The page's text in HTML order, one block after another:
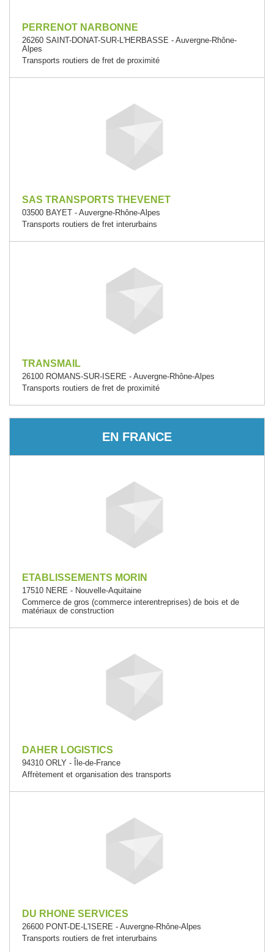
PERRENOT NARBONNE
26260 SAINT-DONAT-SUR-L'HERBASSE - Auvergne-Rhône-
Alpes
Transports routiers de fret de proximité
SAS TRANSPORTS THEVENET
03500 BAYET - Auvergne-Rhône-Alpes
Transports routiers de fret interurbains
TRANSMAIL
26100 ROMANS-SUR-ISERE - Auvergne-Rhône-Alpes
Transports routiers de fret de proximité
EN FRANCE
ETABLISSEMENTS MORIN
17510 NERE - Nouvelle-Aquitaine
Commerce de gros (commerce interentreprises) de bois et de
matériaux de construction
DAHER LOGISTICS
94310 ORLY - Île-de-France
Affrètement et organisation des transports
DU RHONE SERVICES
26600 PONT-DE-L'ISERE - Auvergne-Rhône-Alpes
Transports routiers de fret interurbains